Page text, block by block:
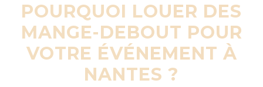
POURQUOI LOUER DES
MANGE-DEBOUT POUR
VOTRE ÉVÉNEMENT À
NANTES ?